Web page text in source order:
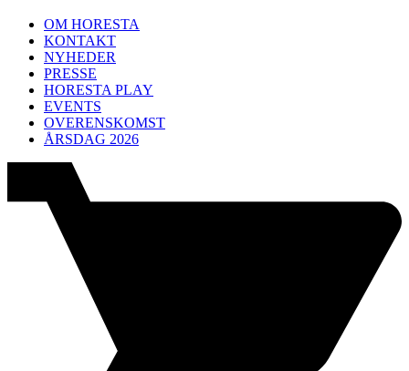
OM HORESTA
KONTAKT
NYHEDER
PRESSE
HORESTA PLAY
EVENTS
OVERENSKOMST
ÅRSDAG 2026